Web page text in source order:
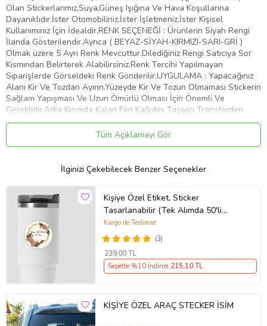
Olan Stickerlarımız,Suya,Güneş Işığına Ve Hava Koşullarına
Dayanıklıdır.İster Otomobiliniz,İster İşletmeniz,İster Kişisel
Kullanımınız İçin İdealdir.RENK SEÇENEĞİ : Ürünlerin Siyah Rengi
İlanda Gösterilendir.Ayrıca ( BEYAZ-SİYAH-KIRMIZI-SARI-GRİ )
Olmak üzere 5 Ayrı Renk Mevcuttur.Dilediğiniz Rengi Satıcıya Sor
Kısmından Belirterek Alabilirsiniz.Renk Tercihi Yapılmayan
Siparişlerde Görseldeki Renk Gönderilir.UYGULAMA : Yapacağınız
Alanı Kir Ve Tozdan Ayırın.Yüzeyde Kir Ve Tozun Olmaması Stickerin
Sağlam Yapışması Ve Uzun Ömürlü Olması İçin Önemli Ve
Gereklidir.Arka Kısımda Kalan Fon Kağıdını Taşıyıcı Transferden
Dikkatlice Ayırın.Bu İşlemi Yaparken Stickerin Tüm Parçalarının
Taşıyıcıya Geçtiğinden Emin Olun.Taşıyıcı Transferi Belirlemiş
Olduğunuz Yüzeye Üstten Başlayarak Plastik Bir Kart İle Bastırıp
Transferin Üzerinden Desene Baskı Yaparak Stickerin Düzeye
Yapıştırdığınız Alandan Yavaşça Ve Dikkatlice Sıyırın.Transferi
Çekerken Parçaların Taşıyıcıdan Ayrılıp Belirlemiş Olduğunuz Alana
Yapıştığından Emin Olun.Artık Stickeriniz Kullanıma Hazır. Tebrikler
Ürün Kodu:kcm32652336
Tüm Açıklamayı Gör
İlginizi Çekebilecek Benzer Seçenekler
Kişiye Özel Etiket, Sticker
Tasarlanabilir (Tek Alımda 50'li
Gönderim Yapılmaktadır)
(3)
Kargo ile Teslimat
239,00 TL
Sepette %10 İndirim 215,10 TL
KİŞİYE ÖZEL ARAÇ STECKER İSİM